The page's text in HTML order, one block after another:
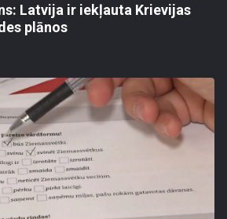
Latvija ir iekļauta Krievijas
plānos